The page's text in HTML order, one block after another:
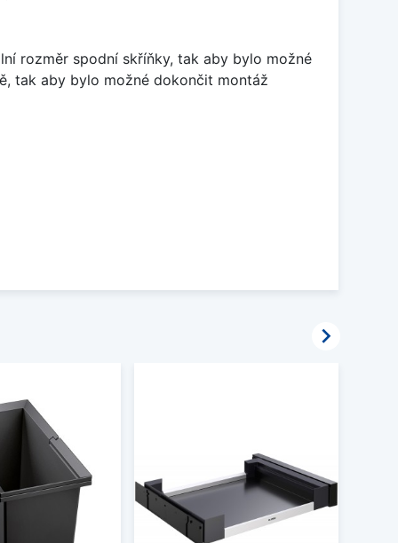
rozměr spodní skříňky, tak aby bylo možné
tak aby bylo možné dokončit montáž
